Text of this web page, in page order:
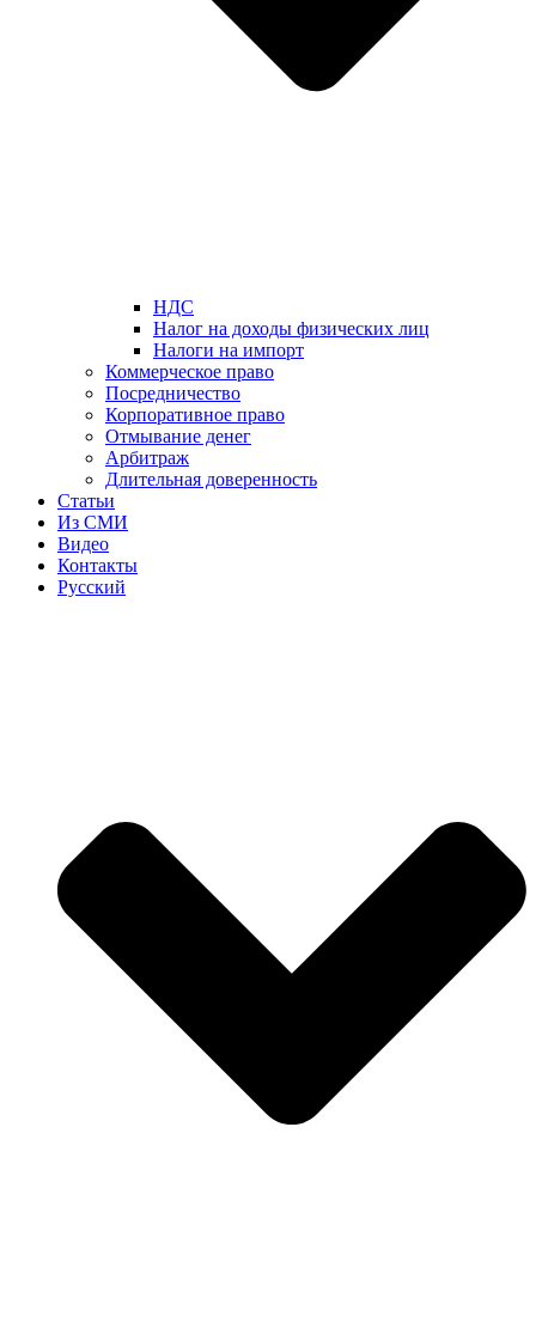
НДС
Налог на доходы физических лиц
Налоги на импорт
Коммерческое право
Посредничество
Корпоративное право
Отмывание денег
Арбитраж
Длительная доверенность
Статьи
Из СМИ
Видео
Контакты
Русский